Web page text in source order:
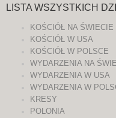
LISTA WSZYSTKICH
KOŚCIÓŁ NA ŚWIECIE
KOŚCIÓŁ W USA
KOŚCIÓŁ W POLSCE
WYDARZENIA NA
WYDARZENIA W USA
WYDARZENIA W
KRESY
POLONIA